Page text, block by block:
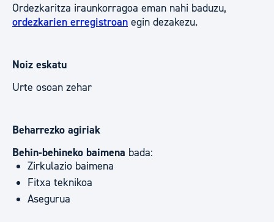
Ordezkaritza iraunkorragoa eman nahi baduzu,
ordezkarien erregistroan egin dezakezu.
Noiz eskatu
Urte osoan zehar
Beharrezko agiriak
Behin-behineko baimena bada:
Zirkulazio baimena
Fitxa teknikoa
Asegurua